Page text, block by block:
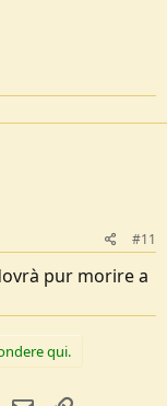
#11
pur morire a
qui.